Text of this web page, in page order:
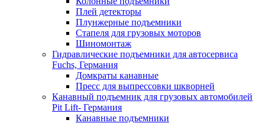
Плей детекторы
Плунжерные подъемники
Стапеля для грузовых моторов
Шиномонтаж
Гидравлические подъемники для автосервиса
Fuchs, Германия
Домкраты канавные
Пресс для выпрессовки шкворней
Канавный подъемник для грузовых автомобилей
Pit Lift- Германия
Канавные подъемники